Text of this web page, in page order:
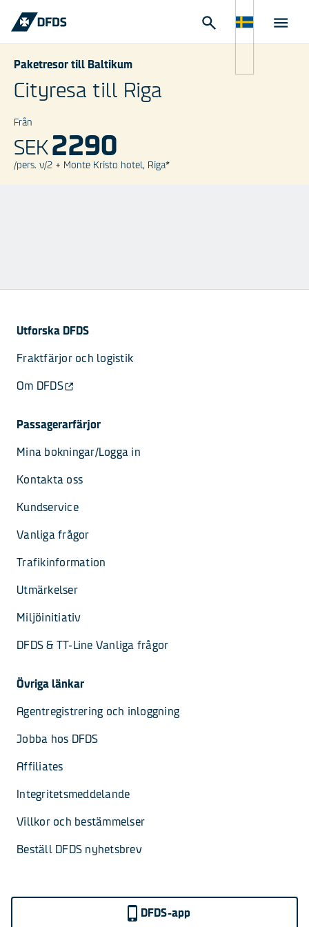
Paketresor till Baltikum
Cityresa till Riga
Från
SEK2290
/pers. v/2 + Monte Kristo hotel, Riga*
Utforska DFDS
Fraktfärjor och logistik
Om DFDS
Passagerarfärjor
Mina bokningar/Logga in
Kontakta oss
Kundservice
Vanliga frågor
Trafikinformation
Utmärkelser
Miljöinitiativ
DFDS & TT-Line Vanliga frågor
Övriga länkar
Agentregistrering och inloggning
Jobba hos DFDS
Affiliates
Integritetsmeddelande
Villkor och bestämmelser
Beställ DFDS nyhetsbrev
DFDS-app